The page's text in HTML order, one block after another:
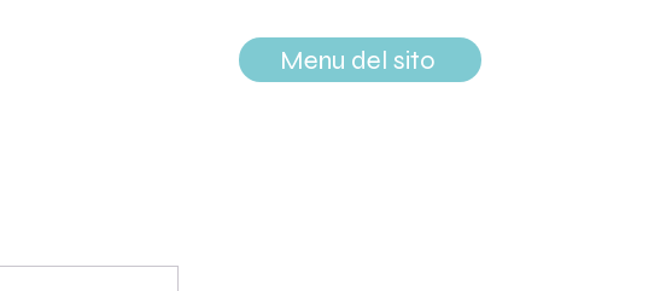
Menu del sito